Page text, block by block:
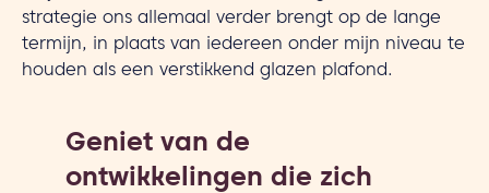
strategie ons allemaal verder brengt op de lange
termijn, in plaats van iedereen onder mijn niveau te
houden als een verstikkend glazen plafond.
Geniet van de
ontwikkelingen die zich